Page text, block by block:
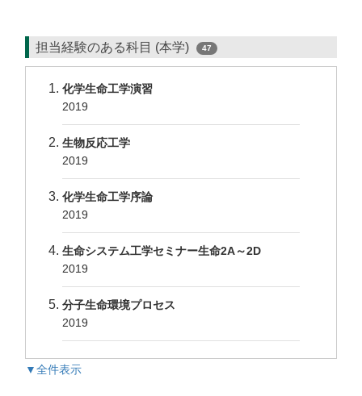
担当経験のある科目 (本学) 47
化学生命工学演習
2019
生物反応工学
2019
化学生命工学序論
2019
生命システム工学セミナー生命2A～2D
2019
分子生命環境プロセス
2019
▼全件表示